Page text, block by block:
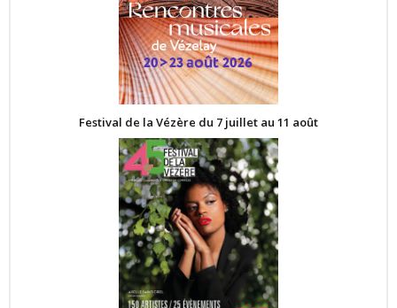
Festival de la Vézère du 7 juillet au 11 août